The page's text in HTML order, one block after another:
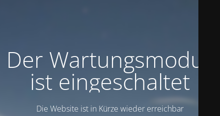
Der Wartungsmodus
ist eingeschaltet
Die Website ist in Kürze wieder erreichbar